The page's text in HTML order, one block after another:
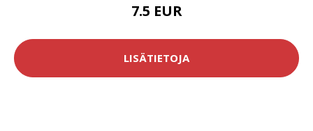
7.5 EUR
LISÄTIETOJA